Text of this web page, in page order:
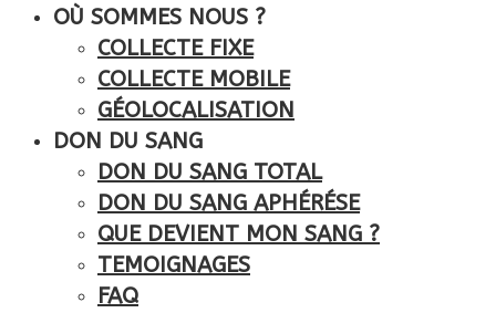
OÙ SOMMES NOUS ?
COLLECTE FIXE
COLLECTE MOBILE
GÉOLOCALISATION
DON DU SANG
DON DU SANG TOTAL
DON DU SANG APHÉRÉSE
QUE DEVIENT MON SANG ?
TEMOIGNAGES
FAQ